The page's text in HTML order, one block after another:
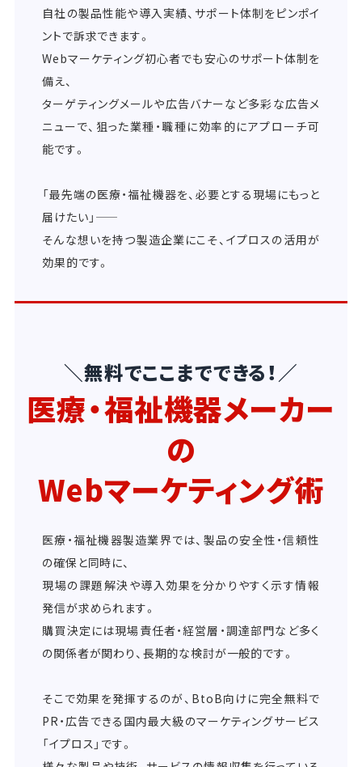
自社の製品性能や導入実績、サポート体制をピンポイ
ントで訴求できます。
Webマーケティング初心者でも安心のサポート体制を
備え、
ターゲティングメールや広告バナーなど多彩な広告メ
ニューで、狙った業種・職種に効率的にアプローチ可
能です。
「最先端の医療・福祉機器を、必要とする現場にもっと
届けたい」――
そんな想いを持つ製造企業にこそ、イプロスの活用が
効果的です。
＼無料でここまでできる！／
医療・福祉機器メーカー
の
Webマーケティング術
医療・福祉機器製造業界では、製品の安全性・信頼性
の確保と同時に、
現場の課題解決や導入効果を分かりやすく示す情報
発信が求められます。
購買決定には現場責任者・経営層・調達部門など多く
の関係者が関わり、長期的な検討が一般的です。
そこで効果を発揮するのが、BtoB向けに完全無料で
PR・広告できる国内最大級のマーケティングサービス
「イプロス」です。